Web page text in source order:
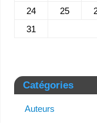
24
25
31
Catégories
Auteurs